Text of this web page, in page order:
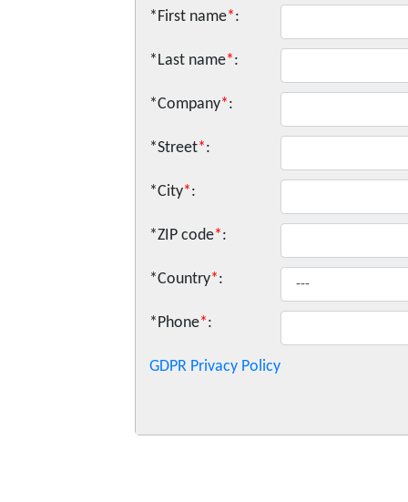
*First name*:
*Last name*:
*Company*:
*Street*:
*City*:
*ZIP code*:
*Country*:
*Phone*:
GDPR Privacy Policy